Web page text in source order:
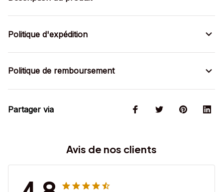
Politique d'expédition
Politique de remboursement
Partager via
Avis de nos clients